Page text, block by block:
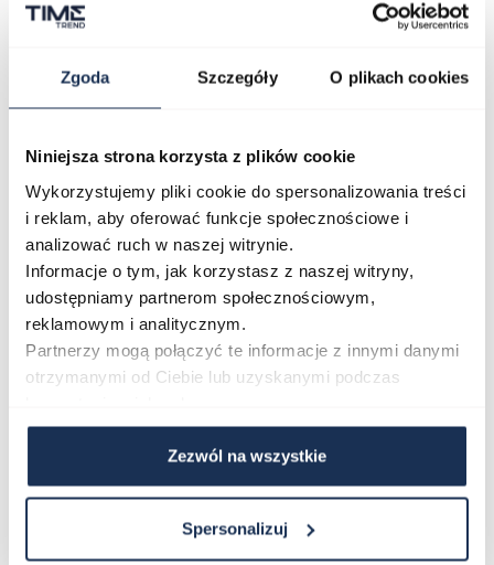
Zgoda Szczegóły O plikach cookies
Niniejsza strona korzysta z plików cookie
Wykorzystujemy pliki cookie do spersonalizowania treści
i reklam, aby oferować funkcje społecznościowe i
analizować ruch w naszej witrynie.
Informacje o tym, jak korzystasz z naszej witryny,
udostępniamy partnerom społecznościowym,
reklamowym i analitycznym.
Partnerzy mogą połączyć te informacje z innymi danymi
otrzymanymi od Ciebie lub uzyskanymi podczas
Zezwól na wszystkie
Spersonalizuj
Najczęściej kupowane
Poruszanie się po elementach karuzeli jest możliwe za pomocą
Naciśnij, aby pominąć karuzelę
Naciśnij, aby przejść do nawigacji karuzeli
CASIO Sport AE-1200WHD-
1AVEF
9DMQYES